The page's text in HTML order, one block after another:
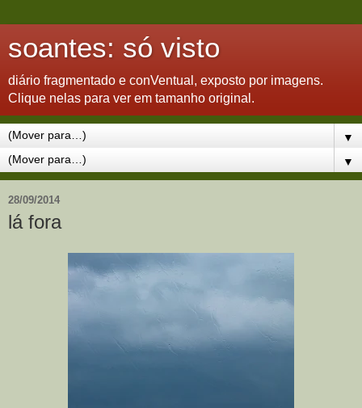
soantes: só visto
diário fragmentado e conVentual, exposto por imagens.
Clique nelas para ver em tamanho original.
▼
▼
28/09/2014
lá fora